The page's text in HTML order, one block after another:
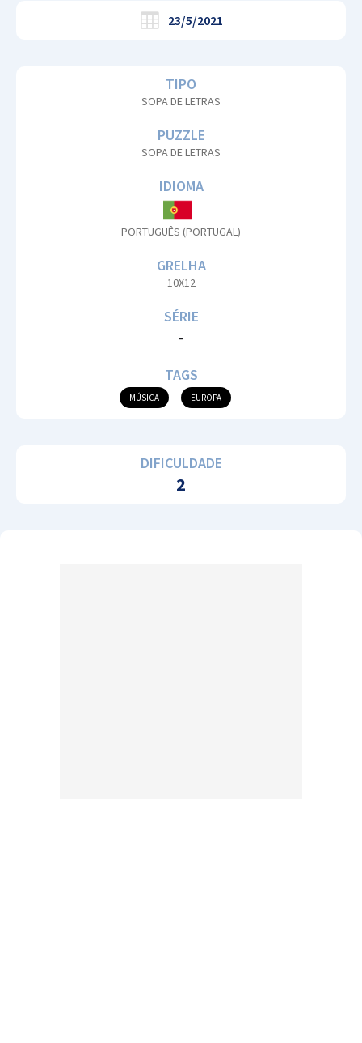
23/5/2021
TIPO
SOPA DE LETRAS
PUZZLE
SOPA DE LETRAS
IDIOMA
PORTUGUÊS (PORTUGAL)
GRELHA
10X12
SÉRIE
-
TAGS
MÚSICA EUROPA
DIFICULDADE
2